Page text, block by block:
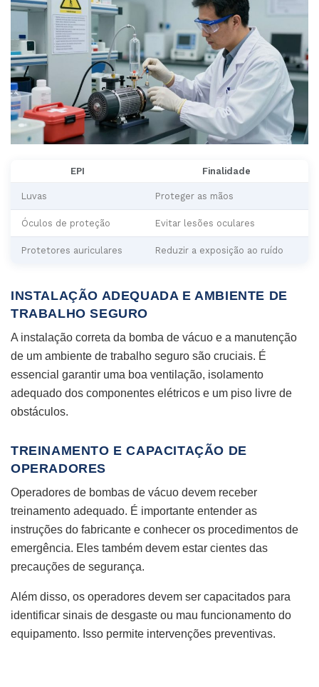
EPI Finalidade
Luvas Proteger as mãos
Óculos de proteção Evitar lesões oculares
Protetores auriculares Reduzir a exposição ao ruído
INSTALAÇÃO ADEQUADA E AMBIENTE DE
TRABALHO SEGURO
A instalação correta da bomba de vácuo e a manutenção
de um ambiente de trabalho seguro são cruciais. É
essencial garantir uma boa ventilação, isolamento
adequado dos componentes elétricos e um piso livre de
obstáculos.
TREINAMENTO E CAPACITAÇÃO DE
OPERADORES
Operadores de bombas de vácuo devem receber
treinamento adequado. É importante entender as
instruções do fabricante e conhecer os procedimentos de
emergência. Eles também devem estar cientes das
precauções de segurança.
Além disso, os operadores devem ser capacitados para
identificar sinais de desgaste ou mau funcionamento do
equipamento. Isso permite intervenções preventivas.